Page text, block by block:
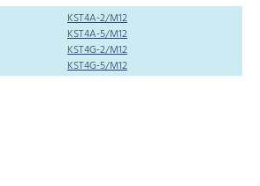
KST4A-2/M12
KST4A-5/M12
KST4G-2/M12
KST4G-5/M12